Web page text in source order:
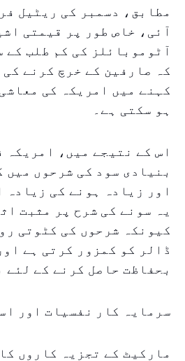
مطابق، دسمبر کی ریٹیل
آئی، خاص طور پر قیمتی
آٹوموبائلز کی کم طلب کے
کہ صارفین کے خرچ کرنے کی
کہنے میں امریکہ کی
ہو سکتی ہے۔
اس کے نتیجے میں، امریکہ
بنیادی سود کی شرحوں میں
اور زیادہ ہونے کی زیادہ
یہ سونے کی شرح پر مثبت
کیونکہ شرحوں کی کٹوتی
ڈالر کو کمزور کرتی ہے
بحفاظت حاصل کرنے کے لئے
سرمایہ کار نفسیات اور
مارکیٹ کے تجزیہ کاروں